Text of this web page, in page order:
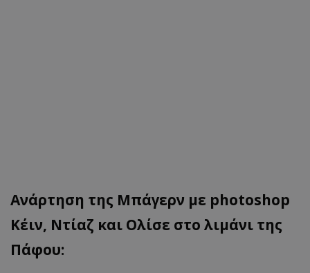
Ανάρτηση της Μπάγερν με photoshop
Κέιν, Ντίαζ και Ολίσε στο λιμάνι της
Πάφου: